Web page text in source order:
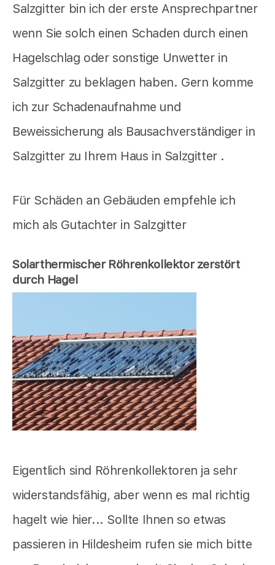
Salzgitter bin ich der erste Ansprechpartner
wenn Sie solch einen Schaden durch einen
Hagelschlag oder sonstige Unwetter in
Salzgitter zu beklagen haben. Gern komme
ich zur Schadenaufnahme und
Beweissicherung als Bausachverständiger in
Salzgitter zu Ihrem Haus in Salzgitter .
Für Schäden an Gebäuden empfehle ich
mich als Gutachter in Salzgitter
Solarthermischer Röhrenkollektor zerstört
durch Hagel
Eigentlich sind Röhrenkollektoren ja sehr
widerstandsfähig, aber wenn es mal richtig
hagelt wie hier... Sollte Ihnen so etwas
passieren in Hildesheim rufen sie mich bitte